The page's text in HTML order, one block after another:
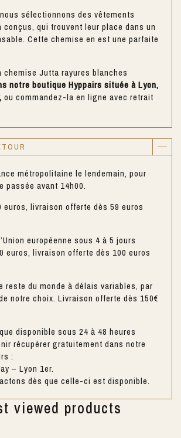
sélectionnons des vêtements
conçus, qui trouvent leur place dans un
Cette chemise en est une parfaite
Jutta rayures blanches
notre boutique Hyppairs située à Lyon,
ou commandez-la en ligne avec retrait
métropolitaine le lendemain, pour
passée avant 14h00.
euros, livraison offerte dès 59 euros
européenne sous 4 à 5 jours
euros, livraison offerte dès 100 euros
reste du monde à délais variables, par
notre choix. Livraison offerte dès 150€
disponible sous 24 à 48 heures
récupérer gratuitement dans notre
:
– Lyon 1er.
dès que celle-ci est disponible.
viewed products